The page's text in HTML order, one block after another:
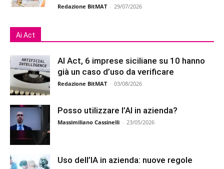
Redazione BitMAT - 29/07/2026
Ai Act
AI Act, 6 imprese siciliane su 10 hanno
già un caso d’uso da verificare
Redazione BitMAT - 03/08/2026
Posso utilizzare l’AI in azienda?
Massimiliano Cassinelli - 23/05/2026
Uso dell’IA in azienda: nuove regole